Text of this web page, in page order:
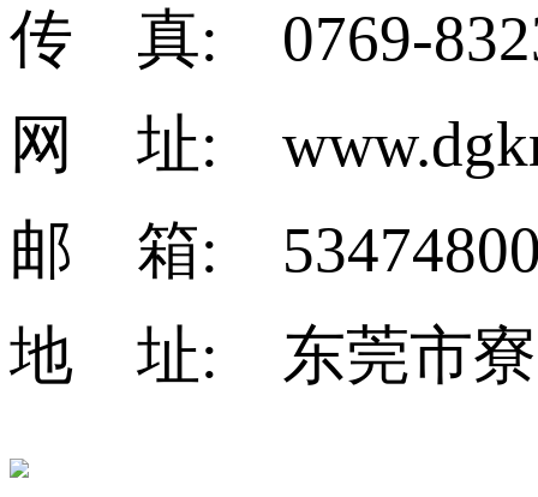
传 真: 0769-
网 址:
邮 箱:
地 址: 东莞市寮